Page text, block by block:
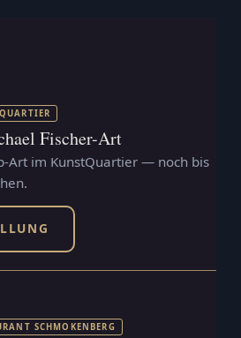
Fischer-Art
Art im KunstQuartier — noch bis
SCHMOKENBERG